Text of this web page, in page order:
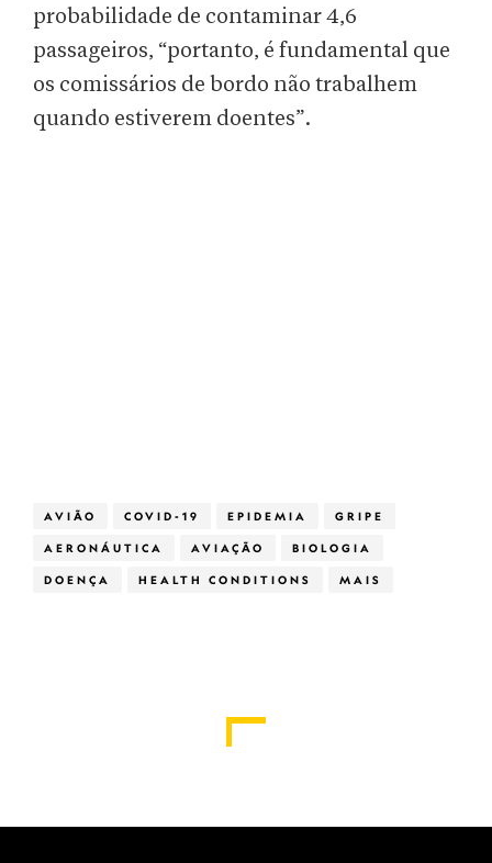
probabilidade de contaminar 4,6
passageiros, “portanto, é fundamental que
os comissários de bordo não trabalhem
quando estiverem doentes”.
AVIÃO COVID-19 EPIDEMIA GRIPE
AERONÁUTICA AVIAÇÃO BIOLOGIA
DOENÇA HEALTH CONDITIONS MAIS